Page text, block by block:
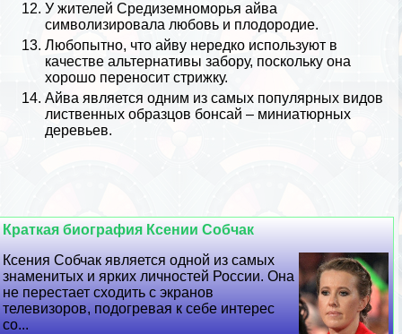
У жителей Средиземноморья айва
символизировала любовь и плодородие.
Любопытно, что айву нередко используют в
качестве альтернативы забору, поскольку она
хорошо переносит стрижку.
Айва является одним из самых популярных видов
лиственных образцов бонсай – миниатюрных
деревьев.
Краткая биография Ксении Собчак
Ксения Собчак является одной из самых
знаменитых и ярких личностей России. Она
не перестает сходить с экранов
телевизоров, подогревая к себе интерес
со...